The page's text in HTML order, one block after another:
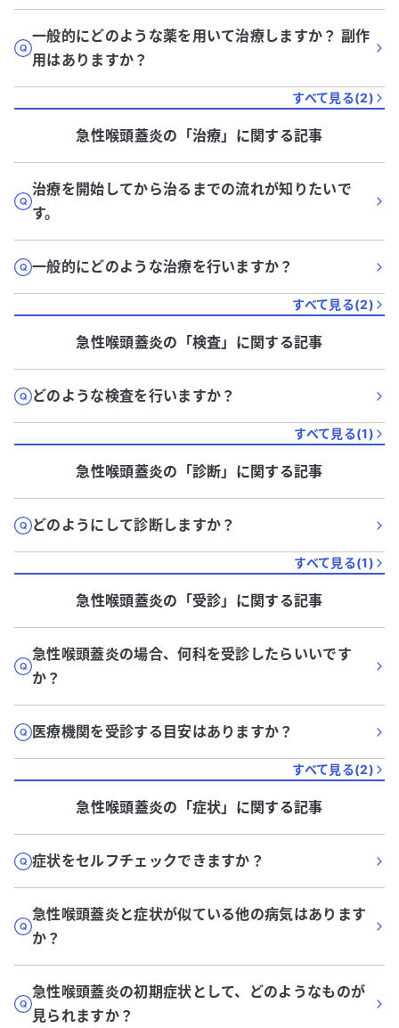
一般的にどのような薬を用いて治療しますか？ 副作
用はありますか？
すべて見る(2)
急性喉頭蓋炎の「治療」に関する記事
治療を開始してから治るまでの流れが知りたいで
す。
一般的にどのような治療を行いますか？
すべて見る(2)
急性喉頭蓋炎の「検査」に関する記事
どのような検査を行いますか？
すべて見る(1)
急性喉頭蓋炎の「診断」に関する記事
どのようにして診断しますか？
すべて見る(1)
急性喉頭蓋炎の「受診」に関する記事
急性喉頭蓋炎の場合、何科を受診したらいいです
か？
医療機関を受診する目安はありますか？
すべて見る(2)
急性喉頭蓋炎の「症状」に関する記事
症状をセルフチェックできますか？
急性喉頭蓋炎と症状が似ている他の病気はあります
か？
急性喉頭蓋炎の初期症状として、どのようなものが
見られますか？